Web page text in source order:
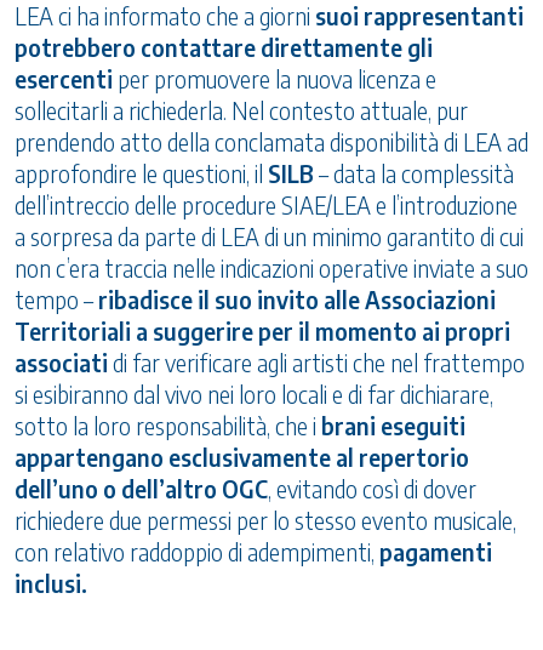
LEA ci ha informato che a giorni suoi rappresentanti
potrebbero contattare direttamente gli
esercenti per promuovere la nuova licenza e
sollecitarli a richiederla. Nel contesto attuale, pur
prendendo atto della conclamata disponibilità di LEA ad
approfondire le questioni, il SILB – data la complessità
dell’intreccio delle procedure SIAE/LEA e l’introduzione
a sorpresa da parte di LEA di un minimo garantito di cui
non c’era traccia nelle indicazioni operative inviate a suo
tempo –ribadisce il suo invito alle Associazioni
Territoriali a suggerire per il momento ai propri
associati di far verificare agli artisti che nel frattempo
si esibiranno dal vivo nei loro locali e di far dichiarare,
sotto la loro responsabilità, che i brani eseguiti
appartengano esclusivamente al repertorio
dell’uno o dell’altro OGC, evitando così di dover
richiedere due permessi per lo stesso evento musicale,
con relativo raddoppio di adempimenti, pagamenti
inclusi.